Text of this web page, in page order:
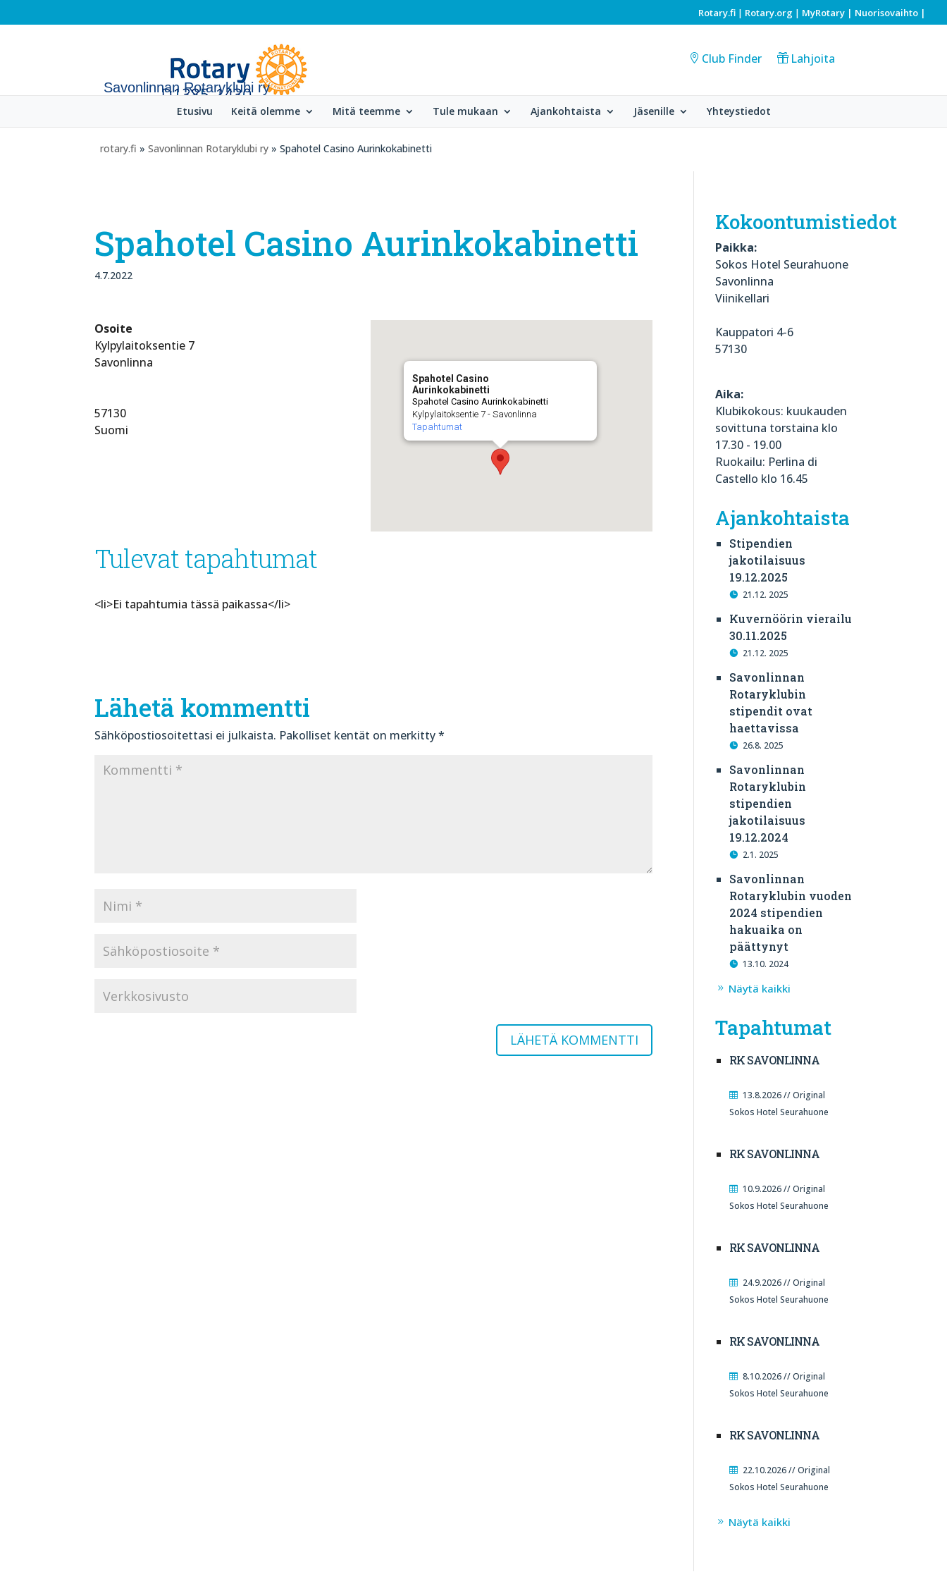
Rotary.fi | Rotary.org | MyRotary | Nuorisovaihto |
Savonlinnan Rotaryklubi ry
Club Finder Lahjoita
Etusivu Keitä olemme Mitä teemme Tule mukaan Ajankohtaista Jäsenille Yhteystiedot
rotary.fi » Savonlinnan Rotaryklubi ry » Spahotel Casino Aurinkokabinetti
Spahotel Casino Aurinkokabinetti
4.7.2022
Spahotel Casino
Aurinkokabinetti
Spahotel Casino Aurinkokabinetti
Kylpylaitoksentie 7 - Savonlinna
Tapahtumat
Osoite
Kylpylaitoksentie 7
Savonlinna
57130
Suomi
Tulevat tapahtumat
<li>Ei tapahtumia tässä paikassa</li>
Lähetä kommentti
Sähköpostiosoitettasi ei julkaista. Pakolliset kentät on merkitty*
Kokoontumistiedot
Paikka:
Sokos Hotel Seurahuone
Savonlinna
Viinikellari
Kauppatori 4-6
57130
Aika:
Klubikokous: kuukauden
sovittuna torstaina klo
17.30 - 19.00
Ruokailu: Perlina di
Castello klo 16.45
Ajankohtaista
Stipendien
jakotilaisuus
19.12.2025
21.12. 2025
Kuvernöörin vierailu
30.11.2025
21.12. 2025
Savonlinnan
Rotaryklubin
stipendit ovat
haettavissa
26.8. 2025
Savonlinnan
Rotaryklubin
stipendien
jakotilaisuus
19.12.2024
2.1. 2025
Savonlinnan
Rotaryklubin vuoden
2024 stipendien
hakuaika on
päättynyt
13.10. 2024
Näytä kaikki
Tapahtumat
RK SAVONLINNA
13.8.2026 // Original
Sokos Hotel Seurahuone
RK SAVONLINNA
10.9.2026 // Original
Sokos Hotel Seurahuone
RK SAVONLINNA
24.9.2026 // Original
Sokos Hotel Seurahuone
RK SAVONLINNA
8.10.2026 // Original
Sokos Hotel Seurahuone
RK SAVONLINNA
22.10.2026 // Original
Sokos Hotel Seurahuone
Näytä kaikki